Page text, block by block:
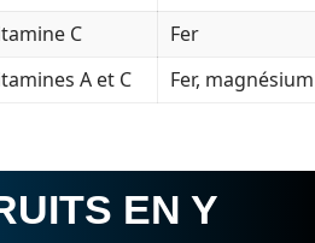
C
Fer
A et C Fer, magnésium
EN Y